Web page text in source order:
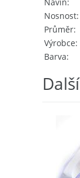
Návin
Nosnost
Průměr
Výrobce
Barva